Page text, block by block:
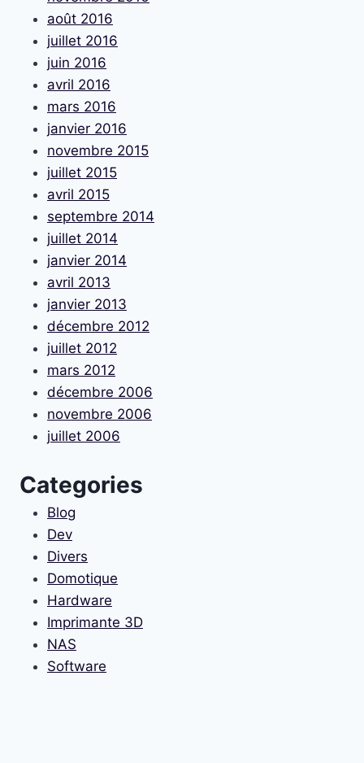
août 2016
juillet 2016
juin 2016
avril 2016
mars 2016
janvier 2016
novembre 2015
juillet 2015
avril 2015
septembre 2014
juillet 2014
janvier 2014
avril 2013
janvier 2013
décembre 2012
juillet 2012
mars 2012
décembre 2006
novembre 2006
juillet 2006
Categories
Blog
Dev
Divers
Domotique
Hardware
Imprimante 3D
NAS
Software